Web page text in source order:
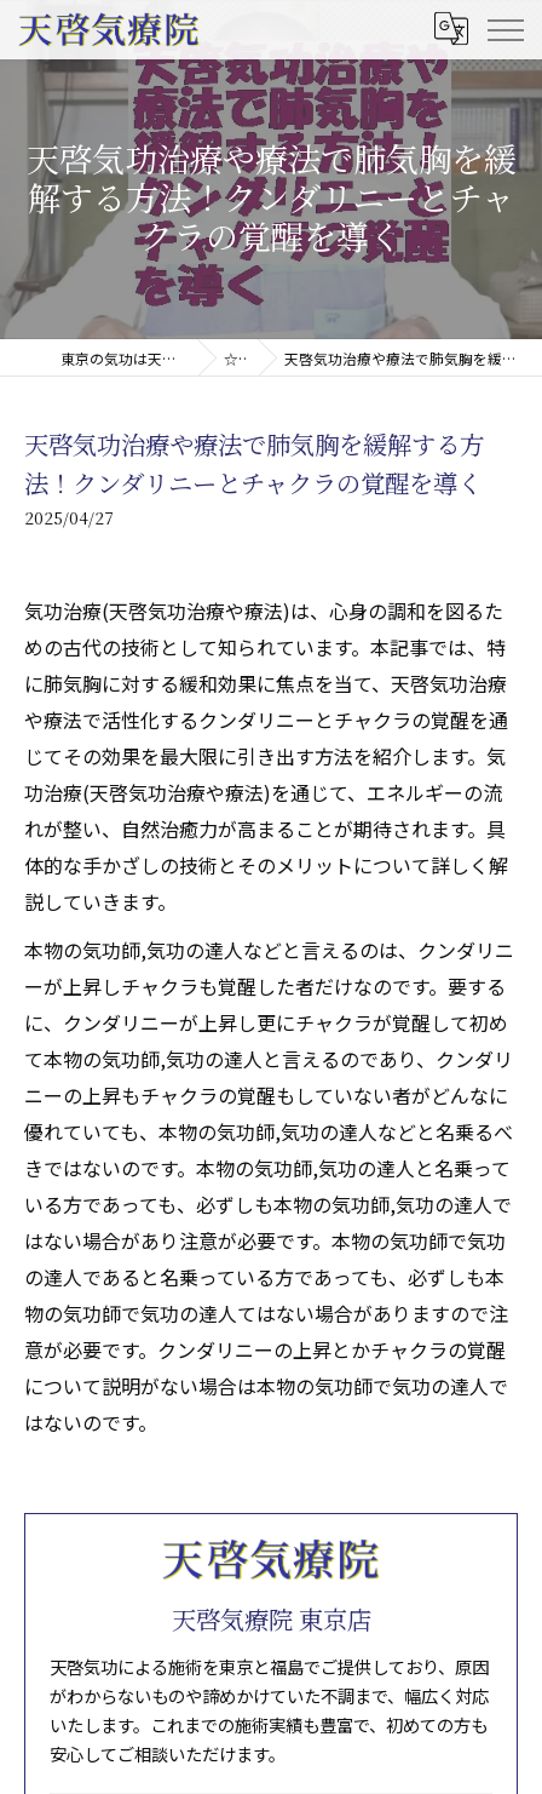
天啓気功治療や療法で肺気胸を緩
解する方法！クンダリニーとチャ
クラの覚醒を導く
東京の気功は天啓気療院(天啓気功療法治療院) ☆コラム 天啓気功治療や療法で肺気胸を緩解する方法！クンダリニーとチャクラの覚醒を導く
天啓気功治療や療法で肺気胸を緩解する方
法！クンダリニーとチャクラの覚醒を導く
2025/04/27
気功治療(天啓気功治療や療法)は、心身の調和を図るた
めの古代の技術として知られています。本記事では、特
に肺気胸に対する緩和効果に焦点を当て、天啓気功治療
や療法で活性化するクンダリニーとチャクラの覚醒を通
じてその効果を最大限に引き出す方法を紹介します。気
功治療(天啓気功治療や療法)を通じて、エネルギーの流
れが整い、自然治癒力が高まることが期待されます。具
体的な手かざしの技術とそのメリットについて詳しく解
説していきます。
本物の気功師,気功の達人などと言えるのは、クンダリニ
ーが上昇しチャクラも覚醒した者だけなのです。要する
に、クンダリニーが上昇し更にチャクラが覚醒して初め
て本物の気功師,気功の達人と言えるのであり、クンダリ
ニーの上昇もチャクラの覚醒もしていない者がどんなに
優れていても、本物の気功師,気功の達人などと名乗るべ
きではないのです。本物の気功師,気功の達人と名乗って
いる方であっても、必ずしも本物の気功師,気功の達人で
はない場合があり注意が必要です。本物の気功師で気功
の達人であると名乗っている方であっても、必ずしも本
物の気功師で気功の達人てはない場合がありますので注
意が必要です。クンダリニーの上昇とかチャクラの覚醒
について説明がない場合は本物の気功師で気功の達人で
はないのです。
天啓気療院 東京店
天啓気功による施術を東京と福島でご提供しており、原因
がわからないものや諦めかけていた不調まで、幅広く対応
いたします。これまでの施術実績も豊富で、初めての方も
安心してご相談いただけます。